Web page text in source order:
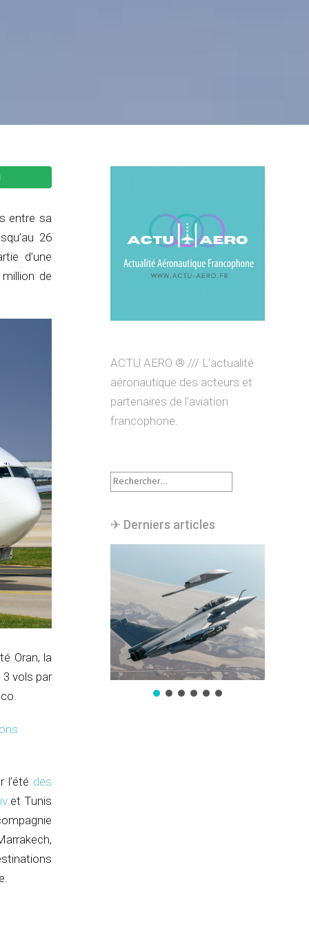
entre sa
26
d’une
de
Oran, la
3 vols par
l’été des
et Tunis
ACTU AERO ® /// L’actualité
aéronautique des acteurs et
partenaires de l’aviation
francophone.
Rechercher :
✈︎ Derniers articles